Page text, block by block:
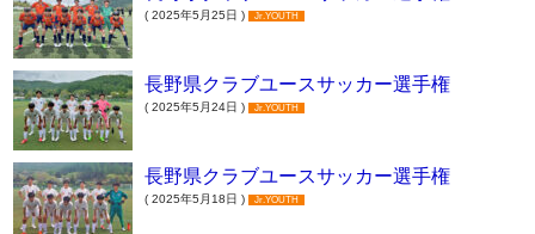
( 2025年5月25日 ) Jr.YOUTH
長野県クラブユースサッカー選手権
( 2025年5月24日 ) Jr.YOUTH
長野県クラブユースサッカー選手権
( 2025年5月18日 ) Jr.YOUTH